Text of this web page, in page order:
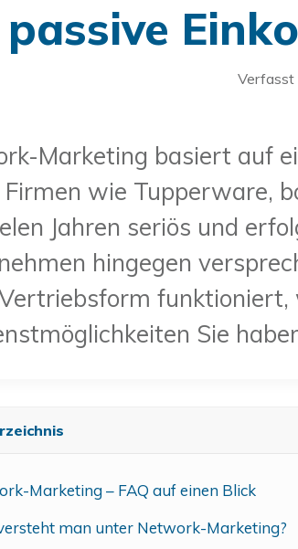
passive
Verfasst
Marketing basiert auf
wie Tupperware,
Jahren seriös und
hingegen
Sie
Marketing – FAQ auf einen Blick
man unter Network-Marketing?